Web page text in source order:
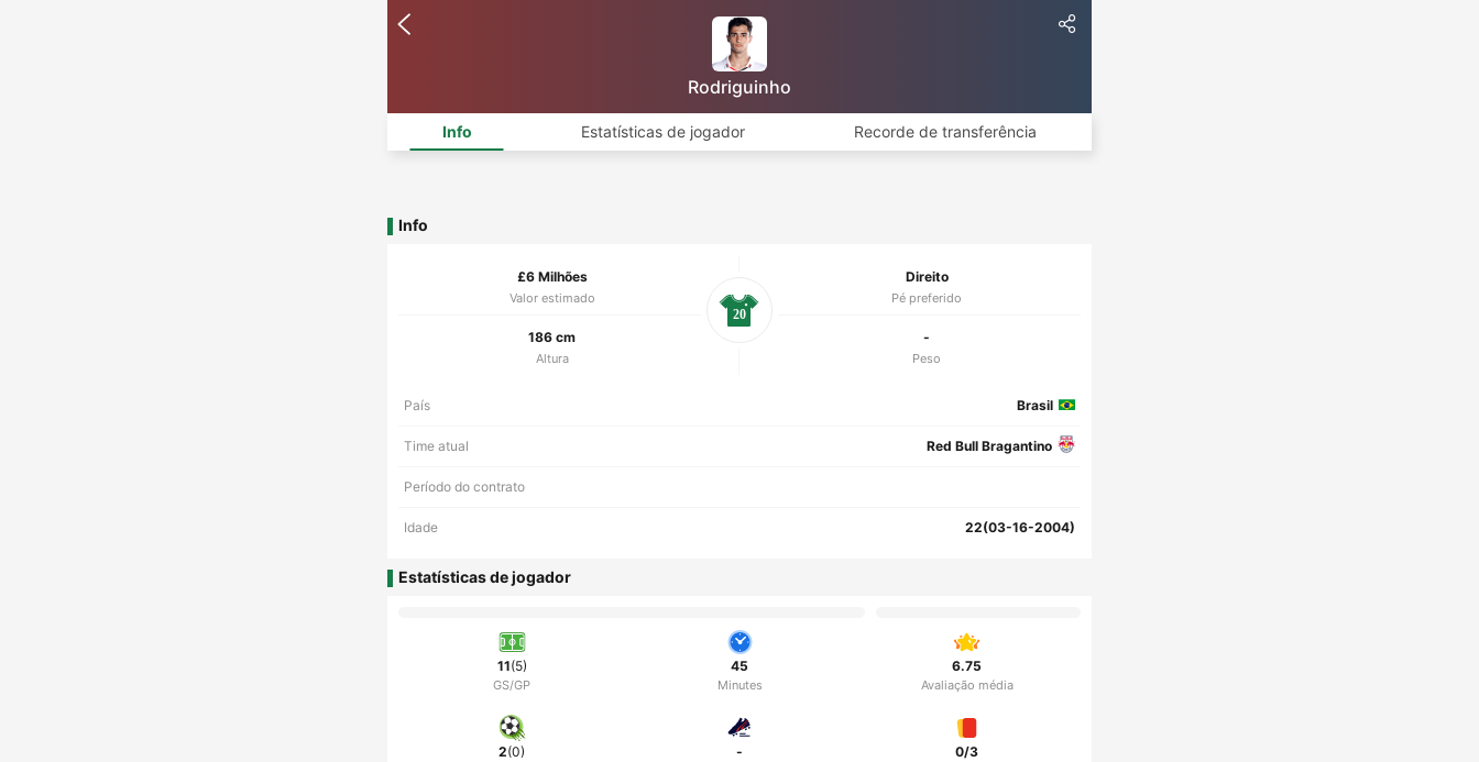
Rodriguinho
Info Estatísticas de jogador Recorde de transferência
Info
£6 Milhões
Valor estimado
Direito
Pé preferido
186 cm
Altura
-
Peso
20
País Brasil
Time atual Red Bull Bragantino
Período do contrato
Idade 22(03-16-2004)
Estatísticas de jogador
11(5)
GS/GP
45
Minutes
6.75
Avaliação média
2(0) - 0/3